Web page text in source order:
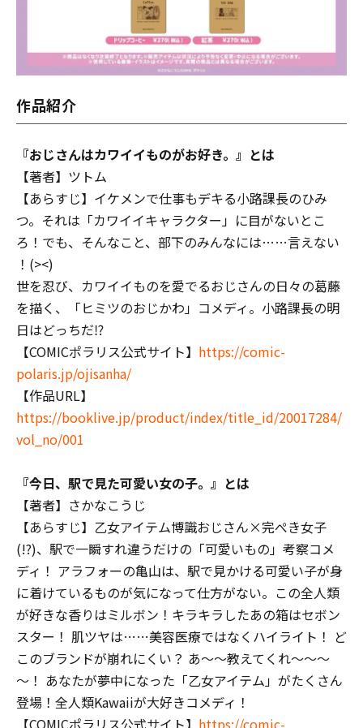
作品紹介
『おじさんはカワイイものがお好き。』とは
【著者】ツトム
【あらすじ】イケメンで仕事もデキる小路課長のひみ
つ。それは「カワイイキャラクター」に目がないとこ
ろ！でも、そんなこと、部下のみんなには……言えない
―――！(><)
世を忍び、カワイイものを愛でるおじさんの日々の葛藤
を描く、「ヒミツのおじかわ」コメディ。小路課長の明
日はどっちだ⁉
【COMICポラリス公式サイト】 https://comic-
polaris.jp/ojisanha/
【作品URL】
https://booklive.jp/product/index/title_id/20017284/
vol_no/001
『今日、駅で見た可愛い女の子。』とは
【著者】さかなこうじ
【あらすじ】乙女アイテム博識おじさん×完ぺき女子
(!?)、駅で一瞬すれ違うだけの「可愛いもの」考察コメ
ディ！ アラフォーの亀山は、駅で見かける可愛い子が身
に着けているものが気になって仕方がない。この全人類
が好きな香りはミルボン！キラキラしたあの箱はセボン
スター！ 肌ツヤは……美容医療ではなくハイライト！ ど
このブランドが崩れにくい？ あ～～教えてくれ～～～
～！ あなたが夢中になった「乙女アイテム」がたくさん
登場！全人類Kawaiiが大好きコメディ！
【COMICポラリス公式サイト】 https://comic-